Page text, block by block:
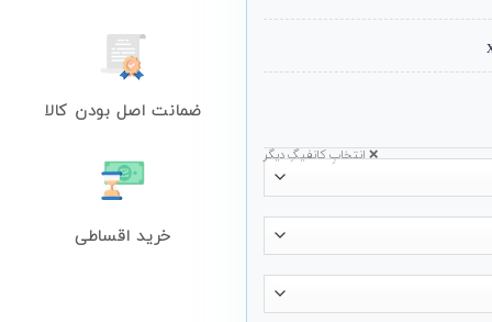
❌ انتخابِ کانفیگِ دیگر
ضمانت اصل بودن کالا
خرید اقساطی